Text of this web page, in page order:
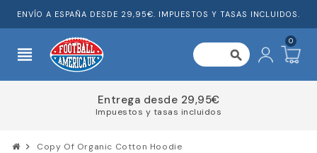
ENVÍO A ESPAÑA DESDE 29,95€. IMPUESTOS Y TASAS INCLUIDOS.
view_headline search
0
Entrega desde 29,95€
Impuestos y tasas incluidos
chevron_right Copy Of Organic Cotton Hoodie